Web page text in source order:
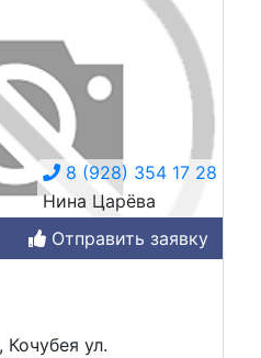
8 (928) 354 17 28
Нина Царёва
Отправить заявку
Кочубея ул.